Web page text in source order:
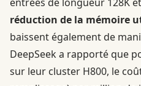
réduction de la mémoire
baissent également de
DeepSeek a rapporté que
sur leur cluster H800, le